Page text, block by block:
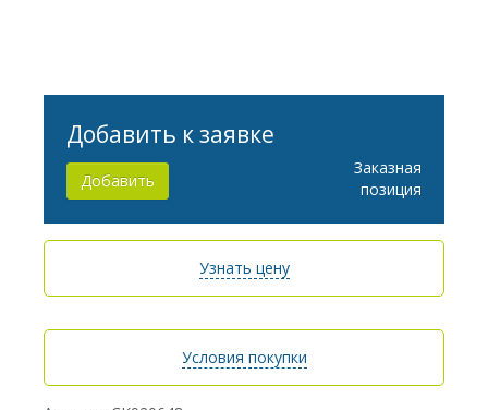
Добавить к заявке
Добавить
Заказная
позиция
Узнать цену
Условия покупки